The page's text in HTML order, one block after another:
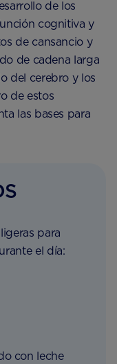
de los
cognitiva y
de cansancio y
de cadena larga
del cerebro y los
de estos
las bases para
para
el día:
con leche